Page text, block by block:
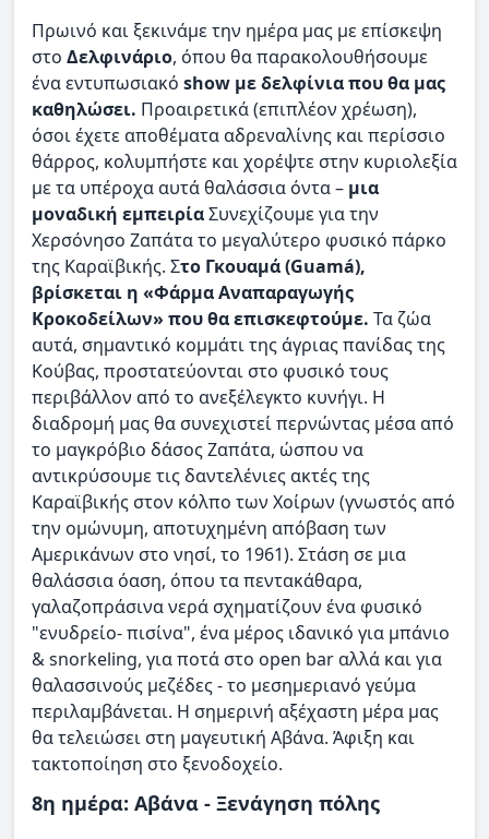
Πρωινό και ξεκινάμε την ημέρα μας με επίσκεψη
στο Δελφινάριο, όπου θα παρακολουθήσουμε
ένα εντυπωσιακό show με δελφίνια που θα μας
καθηλώσει. Προαιρετικά (επιπλέον χρέωση),
όσοι έχετε αποθέματα αδρεναλίνης και περίσσιο
θάρρος, κολυμπήστε και χορέψτε στην κυριολεξία
με τα υπέροχα αυτά θαλάσσια όντα – μια
μοναδική εμπειρίαΣυνεχίζουμε για την
Χερσόνησο Ζαπάτα το μεγαλύτερο φυσικό πάρκο
της Καραϊβικής. Στο Γκουαμά (Guamá),
βρίσκεται η «Φάρμα Αναπαραγωγής
Κροκοδείλων» που θα επισκεφτούμε. Τα ζώα
αυτά, σημαντικό κομμάτι της άγριας πανίδας της
Κούβας, προστατεύονται στο φυσικό τους
περιβάλλον από το ανεξέλεγκτο κυνήγι. Η
διαδρομή μας θα συνεχιστεί περνώντας μέσα από
το μαγκρόβιο δάσος Ζαπάτα, ώσπου να
αντικρύσουμε τις δαντελένιες ακτές της
Καραϊβικής στον κόλπο των Χοίρων (γνωστός από
την ομώνυμη, αποτυχημένη απόβαση των
Αμερικάνων στο νησί, το 1961). Στάση σε μια
θαλάσσια όαση, όπου τα πεντακάθαρα,
γαλαζοπράσινα νερά σχηματίζουν ένα φυσικό
"ενυδρείο- πισίνα", ένα μέρος ιδανικό για μπάνιο
& snorkeling, για ποτά στο open bar αλλά και για
θαλασσινούς μεζέδες - το μεσημεριανό γεύμα
περιλαμβάνεται. Η σημερινή αξέχαστη μέρα μας
θα τελειώσει στη μαγευτική Αβάνα. Άφιξη και
τακτοποίηση στο ξενοδοχείο.
8η ημέρα: Αβάνα - Ξενάγηση πόλης